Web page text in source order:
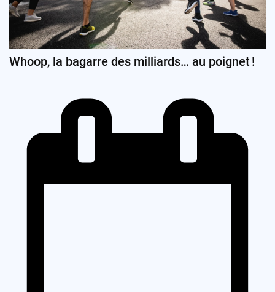
Whoop, la bagarre des milliards… au poignet !